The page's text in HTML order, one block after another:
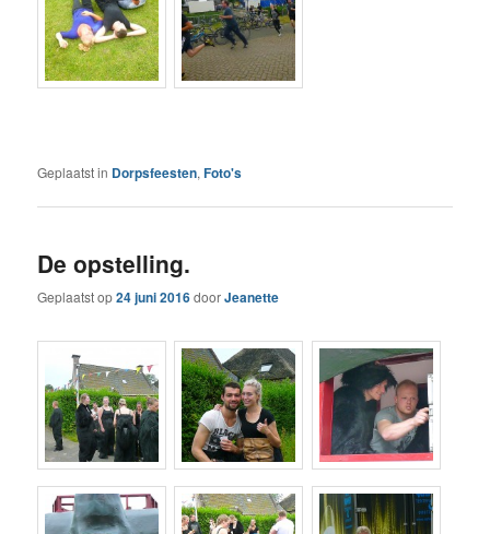
Geplaatst in Dorpsfeesten,Foto's
De opstelling.
Geplaatst op24 juni 2016doorJeanette